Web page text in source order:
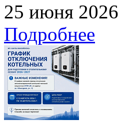
25 июня 2026
Подробнее